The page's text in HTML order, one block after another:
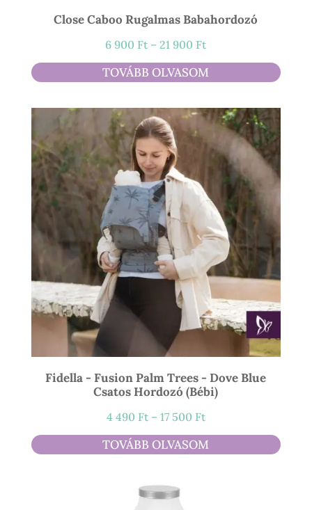
Close Caboo Rugalmas Babahordozó
6 900 Ft – 21 900 FtÁrtartomány:
6
900 Ft
21
900 Ft
TOVÁBB OLVASOM
Fidella - Fusion Palm Trees - Dove Blue
Csatos Hordozó (bébi)
4 490 Ft – 17 500 FtÁrtartomány:
4
490 Ft
TOVÁBB OLVASOM